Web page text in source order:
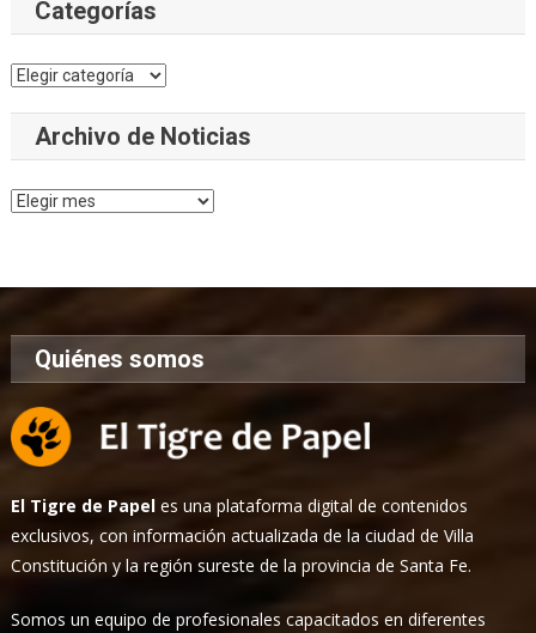
Categorías
Categorías
Archivo de Noticias
Archivo
Quiénes somos
El Tigre de Papel es una plataforma digital de contenidos
exclusivos, con información actualizada de la ciudad de Villa
Constitución y la región sureste de la provincia de Santa Fe.
Somos un equipo de profesionales capacitados en diferentes